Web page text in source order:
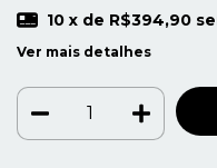
10 x de R$394,90
Ver mais detalhes